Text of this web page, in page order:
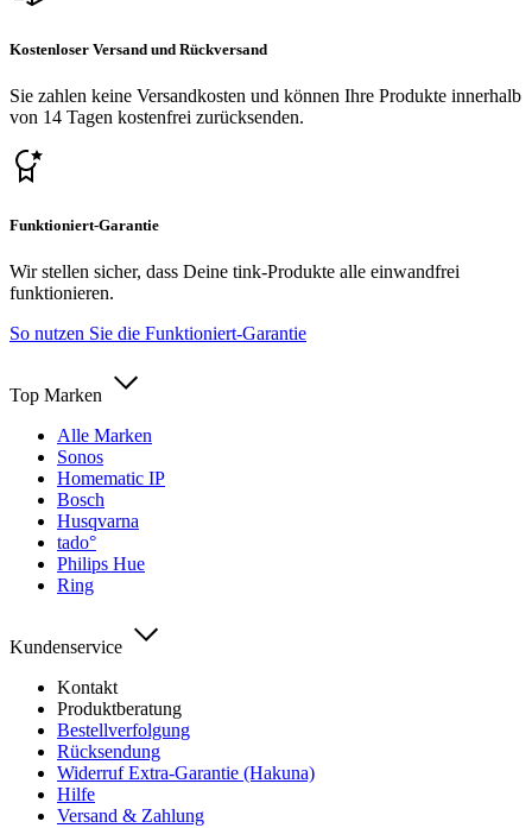
Kostenloser Versand und Rückversand
Sie zahlen keine Versandkosten und können Ihre Produkte innerhalb
von 14 Tagen kostenfrei zurücksenden.
Funktioniert-Garantie
Wir stellen sicher, dass Deine tink-Produkte alle einwandfrei
funktionieren.
So nutzen Sie die Funktioniert-Garantie
Top Marken
Alle Marken
Sonos
Homematic IP
Bosch
Husqvarna
tado°
Philips Hue
Ring
Kundenservice
Kontakt
Produktberatung
Bestellverfolgung
Rücksendung
Widerruf Extra-Garantie (Hakuna)
Hilfe
Versand & Zahlung